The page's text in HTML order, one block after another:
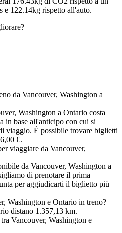
e 122.14kg rispetto all'auto.
da Vancouver, Washington a
Washington a Ontario costa
in base all'anticipo con cui si
viaggio. È possibile trovare biglietti
€.
viaggiare da Vancouver,
da Vancouver, Washington a
di prenotare il prima
per aggiudicarti il biglietto più
Washington e Ontario in treno?
distano 1.357,13 km.
Vancouver, Washington e